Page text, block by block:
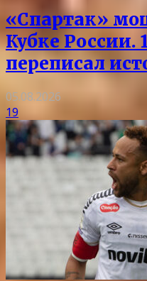
«Спартак»
Кубке России.
переписал
05.08.2026
19